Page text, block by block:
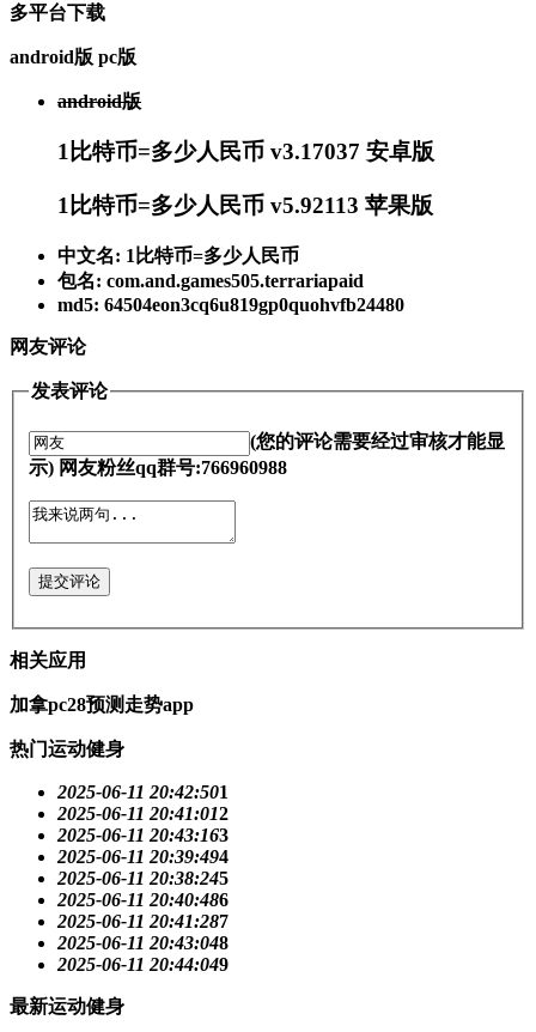
多平台下载
android版 pc版
android版
1比特币=多少人民币 v3.17037 安卓版
1比特币=多少人民币 v5.92113 苹果版
中文名: 1比特币=多少人民币
包名: com.and.games505.terrariapaid
md5: 64504eon3cq6u819gp0quohvfb24480
网友评论
发表评论
(您的评论需要经过审核才能显
示) 网友粉丝qq群号:766960988
提交评论
相关应用
加拿pc28预测走势app
热门运动健身
2025-06-11 20:42:501
2025-06-11 20:41:012
2025-06-11 20:43:163
2025-06-11 20:39:494
2025-06-11 20:38:245
2025-06-11 20:40:486
2025-06-11 20:41:287
2025-06-11 20:43:048
2025-06-11 20:44:049
最新运动健身